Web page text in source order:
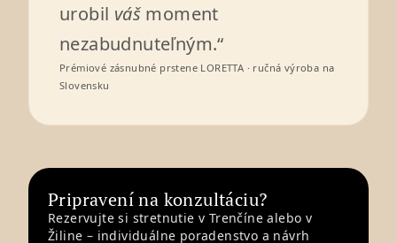
urobil váš moment
nezabudnuteľným.“
Prémiové zásnubné prstene LORETTA · ručná výroba na
Slovensku
Pripravení na konzultáciu?
Rezervujte si stretnutie v Trenčíne alebo v
Žiline – individuálne poradenstvo a návrh